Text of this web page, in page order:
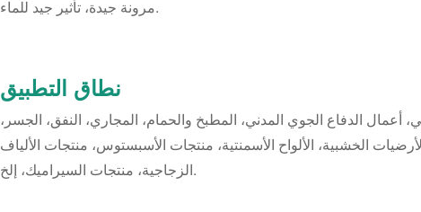
مرونة جيدة، تأثير جيد للماء.
نطاق التطبيق
أعمال الدفاع الجوي المدني، المطبخ والحمام، المجاري، النفق، الجسر،
الخشبية، الألواح الأسمنتية، منتجات الأسبستوس، منتجات الألياف
الزجاجية، منتجات السيراميك، إلخ.